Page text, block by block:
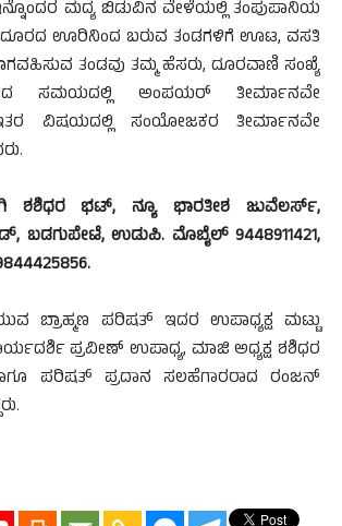
ಮದ್ಯ ಬಿಡುವಿನ ವೇಳೆಯಲ್ಲಿ ತಂಪುಪಾನಿಯ
ದೂರದ ಊರಿನಿಂದ ಬರುವ ತಂಡಗಳಿಗೆ ಊಟ, ವಸತಿ
ತಂಡವು ತಮ್ಮ ಹೆಸರು, ದೂರವಾಣಿ ಸಂಖ್ಯೆ
ಆಟದ ಸಮಯದಲ್ಲಿ ಅಂಪಯರ್ ತೀರ್ಮಾನವೇ
ಇತರ ವಿಷಯದಲ್ಲಿ ಸಂಯೋಜಕರ ತೀರ್ಮಾನವೇ
ಶಶಿಧರ ಭಟ್, ನ್ಯೂ ಭಾರತೀಶ ಜುವೆಲರ್ಸ್,
ಬಡಗುಪೇಟೆ, ಉಡುಪಿ. ಮೊಬೈಲ್ 9448911421,
ಬ್ರಾಹ್ಮಣ ಪರಿಷತ್ ಇದರ ಉಪಾಧ್ಯಕ್ಷ ಮಟ್ಟು
ಪ್ರವೀಣ್ ಉಪಾಧ್ಯ, ಮಾಜಿ ಅಧ್ಯಕ್ಷ ಶಶಿಧರ
ಪರಿಷತ್ ಪ್ರದಾನ ಸಲಹೆಗಾರರಾದ ರಂಜನ್